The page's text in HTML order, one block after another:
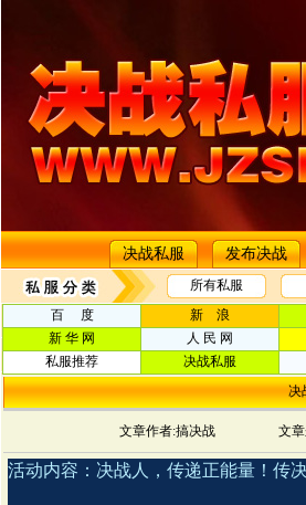
决战私服 发布决战
所有私服
百 度
新 浪
新 华 网
人 民 网
私服推荐
决战私服
决
文章作者:搞决战 文
活动内容：决战人，传递正能量！传